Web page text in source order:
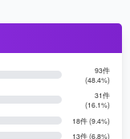
93件
(48.4%)
31件
(16.1%)
18件 (9.4%)
13件 (6.8%)